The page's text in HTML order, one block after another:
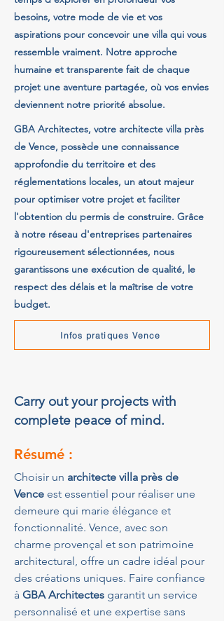
besoins, votre mode de vie et vos
aspirations pour concevoir une villa qui vous
ressemble vraiment. Notre approche
humaine et transparente fait de chaque
projet une aventure partagée, où vos envies
deviennent notre priorité absolue.
GBA Architectes, votre architecte villa près
de Vence, possède une connaissance
approfondie du territoire et des
réglementations locales, un atout majeur
pour optimiser votre projet et faciliter
l'obtention du permis de construire. Grâce
à notre réseau d'entreprises partenaires
rigoureusement sélectionnées, nous
garantissons une exécution de qualité, le
respect des délais et la maîtrise de votre
budget.
Infos pratiques Vence
Carry out your projects with
complete peace of mind.
Résumé :
Choisir un architecte villa près de
Vence est essentiel pour réaliser une
demeure qui marie élégance et
fonctionnalité. Vence, avec son
charme provençal et son patrimoine
architectural, offre un cadre idéal pour
des créations uniques. Faire confiance
à GBA Architectes garantit un service
personnalisé et une expertise sans